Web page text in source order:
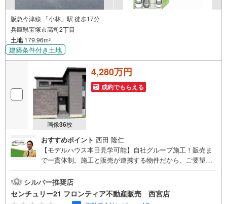
阪急今津線 「小林」駅 徒歩17分
兵庫県宝塚市高司2丁目
土地179.96m2
建築条件付き土地
画像36枚
4,280万円
成約でもらえる
おすすめポイント 西田 隆仁
【モデルハウス本日見学可能】自社グループ施工！販売ま
で一貫体制。施工と販売が連携する物件だから、ご要望に
ない家づくり。～自社ブランド物件:建売価格で「理想」を
諦めない住まい～■なぜ建売価格で「理想」が叶うのか？
施工から販売までグループ内で完結させることで中間コス
シルバー推奨店
センチュリー21 フロンティア不動産販売 西宮店